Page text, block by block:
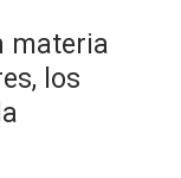
materia
los